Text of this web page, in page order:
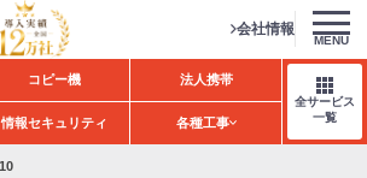
会社情報
MENU
コピー機 法人携帯
情報セキュリティ 各種工事
全サービス
一覧